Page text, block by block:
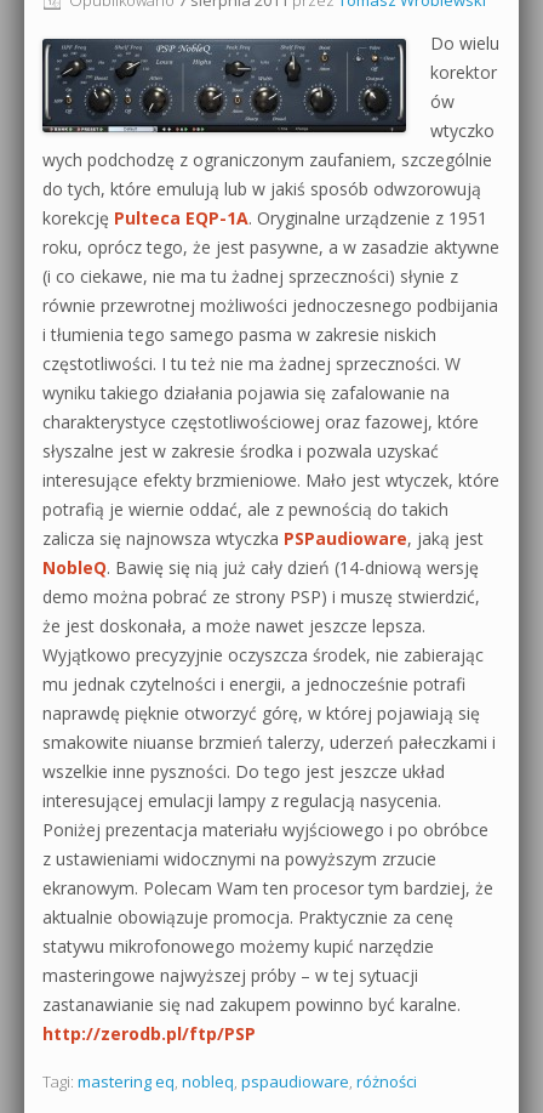
Produkcja muzyczna od podstaw
Sylenth1 od podstaw
Sound Forge od podstaw
Dubstep z syntezatorem Massive
Kontakt 5 Kompendium
Pakiety
0dB.pl - informacje
Newsletter
Archiwum aktualności
Polityka prywatności
Regulamin
Działanie sklepu internetowego
Wyszukiwanie
Do wielu
korektor
ów
wtyczko
wych podchodzę z ograniczonym zaufaniem, szczególnie
do tych, które emulują lub w jakiś sposób odwzorowują
korekcję Pulteca EQP-1A. Oryginalne urządzenie z 1951
roku, oprócz tego, że jest pasywne, a w zasadzie aktywne
(i co ciekawe, nie ma tu żadnej sprzeczności) słynie z
równie przewrotnej możliwości jednoczesnego podbijania
i tłumienia tego samego pasma w zakresie niskich
częstotliwości. I tu też nie ma żadnej sprzeczności. W
wyniku takiego działania pojawia się zafalowanie na
charakterystyce częstotliwościowej oraz fazowej, które
słyszalne jest w zakresie środka i pozwala uzyskać
interesujące efekty brzmieniowe. Mało jest wtyczek, które
potrafią je wiernie oddać, ale z pewnością do takich
zalicza się najnowsza wtyczka PSPaudioware, jaką jest
NobleQ. Bawię się nią już cały dzień (14-dniową wersję
demo można pobrać ze strony PSP) i muszę stwierdzić,
że jest doskonała, a może nawet jeszcze lepsza.
Wyjątkowo precyzyjnie oczyszcza środek, nie zabierając
mu jednak czytelności i energii, a jednocześnie potrafi
naprawdę pięknie otworzyć górę, w której pojawiają się
smakowite niuanse brzmień talerzy, uderzeń pałeczkami i
wszelkie inne pyszności. Do tego jest jeszcze układ
interesującej emulacji lampy z regulacją nasycenia.
Poniżej prezentacja materiału wyjściowego i po obróbce
z ustawieniami widocznymi na powyższym zrzucie
ekranowym. Polecam Wam ten procesor tym bardziej, że
aktualnie obowiązuje promocja. Praktycznie za cenę
statywu mikrofonowego możemy kupić narzędzie
masteringowe najwyższej próby – w tej sytuacji
zastanawianie się nad zakupem powinno być karalne.
http://zerodb.pl/ftp/PSP
Tagi: mastering eq, nobleq, pspaudioware, różności